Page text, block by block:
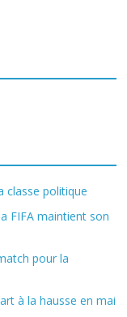
classe politique
FIFA maintient son
pour la
à la hausse en mai